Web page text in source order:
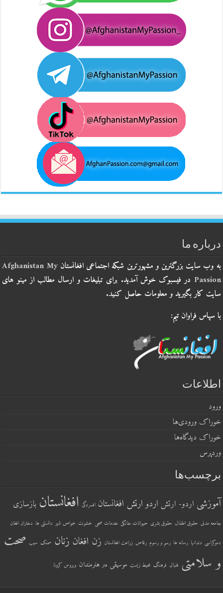
درباره ما
به وب سایت بزرگترین و مشهورترین شبکه اجتماعی افغانستانAfghanistan My
Passion در فیسبوک خوش آمدید. برای تبلیغات و ارسال مطالب از مینو های
سایت کار بگیرید و معلومات حاصل کنید.
با سپاس فراوان تیم:
اطلاعات
ورود
خوراک ورودی‌ها
خوراک دیدگاه‌ها
وردپرس
برچسب‌ها
آموزشی اردو- ارتش اردو ارتش افغانستان افسردگی افغانستان بازسازی
جامعه مدنی حقوق اطفال حقوق بشری حیوانات خانگی خدمات صحی خشونت خواص شیر دانستنی ها دختران افغان
دموکراسی دندانها رسانه ها رسم و رسوم رقاص زراعت افغانستان زن افغان زنان سمنک سیب صحت
و سلامتی فتبال فرهنگ محیط زیست موسیقی هنر هنرمندان ویروس کرونا